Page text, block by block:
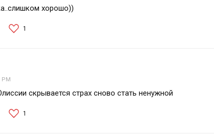
хорошо))
1
PM
скрывается страх сново стать ненужной
1